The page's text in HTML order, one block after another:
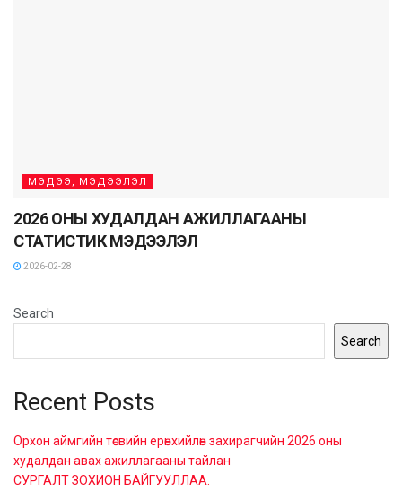
МЭДЭЭ, МЭДЭЭЛЭЛ
2026 ОНЫ ХУДАЛДАН АЖИЛЛАГААНЫ
СТАТИСТИК МЭДЭЭЛЭЛ
2026-02-28
Search
Search
Recent Posts
Орхон аймгийн төсвийн ерөнхийлөн захирагчийн 2026 оны
худалдан авах ажиллагааны тайлан
СУРГАЛТ ЗОХИОН БАЙГУУЛЛАА.